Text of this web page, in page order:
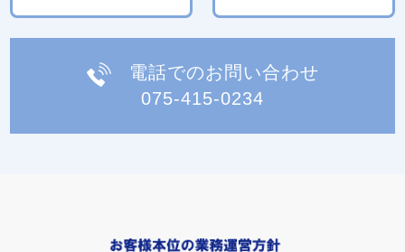
電話でのお問い合わせ
075-415-0234